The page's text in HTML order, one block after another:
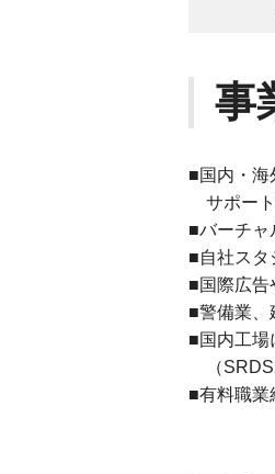
事
■国内・海
サポー
■バーチャ
■自社スタ
■国際広告
■警備業、
■国内工場
（
■有料職業